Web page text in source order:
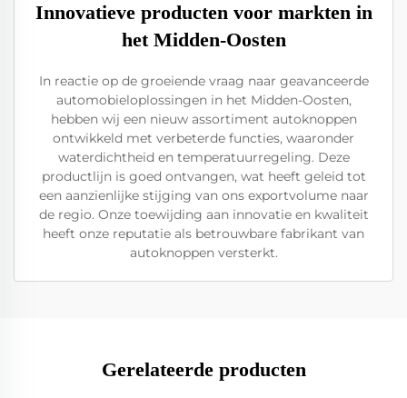
Innovatieve producten voor markten in
het Midden-Oosten
In reactie op de groeiende vraag naar geavanceerde
automobieloplossingen in het Midden-Oosten,
hebben wij een nieuw assortiment autoknoppen
ontwikkeld met verbeterde functies, waaronder
waterdichtheid en temperatuurregeling. Deze
productlijn is goed ontvangen, wat heeft geleid tot
een aanzienlijke stijging van ons exportvolume naar
de regio. Onze toewijding aan innovatie en kwaliteit
heeft onze reputatie als betrouwbare fabrikant van
autoknoppen versterkt.
Gerelateerde producten